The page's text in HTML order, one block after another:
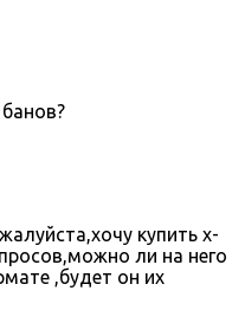
купить x-
ли на него
,будет он их